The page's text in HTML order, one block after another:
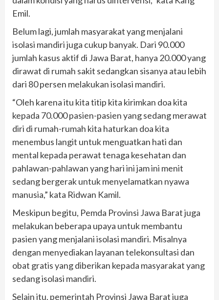
Emil.
Belum lagi, jumlah masyarakat yang menjalani
isolasi mandiri juga cukup banyak. Dari 90.000
jumlah kasus aktif di Jawa Barat, hanya 20.000 yang
dirawat di rumah sakit sedangkan sisanya atau lebih
dari 80 persen melakukan isolasi mandiri.
“Oleh karena itu kita titip kita kirimkan doa kita
kepada 70.000 pasien-pasien yang sedang merawat
diri di rumah-rumah kita haturkan doa kita
menembus langit untuk menguatkan hati dan
mental kepada perawat tenaga kesehatan dan
pahlawan-pahlawan yang hari ini jam ini menit
sedang bergerak untuk menyelamatkan nyawa
manusia,” kata Ridwan Kamil.
Meskipun begitu, Pemda Provinsi Jawa Barat juga
melakukan beberapa upaya untuk membantu
pasien yang menjalani isolasi mandiri. Misalnya
dengan menyediakan layanan telekonsultasi dan
obat gratis yang diberikan kepada masyarakat yang
sedang isolasi mandiri.
Selain itu, pemerintah Provinsi Jawa Barat juga